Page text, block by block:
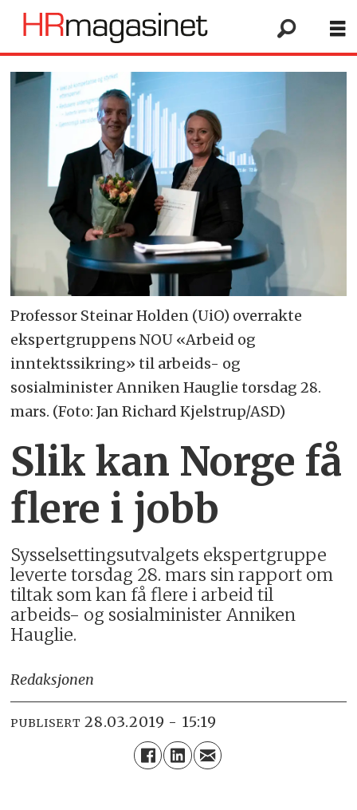
Professor Steinar Holden (UiO) overrakte
ekspertgruppens NOU «Arbeid og
inntektssikring» til arbeids- og
sosialminister Anniken Hauglie torsdag 28.
mars. (Foto: Jan Richard Kjelstrup/ASD)
Slik kan Norge få
flere i jobb
Sysselsettingsutvalgets ekspertgruppe
leverte torsdag 28. mars sin rapport om
tiltak som kan få flere i arbeid til
arbeids- og sosialminister Anniken
Hauglie.
Redaksjonen
PUBLISERT 28.03.2019 - 15:19